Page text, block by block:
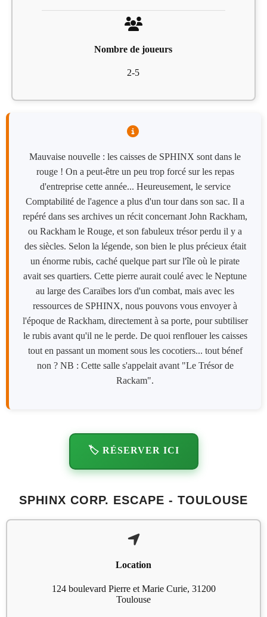
Nombre de joueurs
2-5
Mauvaise nouvelle : les caisses de SPHINX sont dans le
rouge ! On a peut-être un peu trop forcé sur les repas
d'entreprise cette année... Heureusement, le service
Comptabilité de l'agence a plus d'un tour dans son sac. Il a
repéré dans ses archives un récit concernant John Rackham,
ou Rackham le Rouge, et son fabuleux trésor perdu il y a
des siècles. Selon la légende, son bien le plus précieux était
un énorme rubis, caché quelque part sur l'île où le pirate
avait ses quartiers. Cette pierre aurait coulé avec le Neptune
au large des Caraïbes lors d'un combat, mais avec les
ressources de SPHINX, nous pouvons vous envoyer à
l'époque de Rackham, directement à sa porte, pour subtiliser
le rubis avant qu'il ne le perde. De quoi renflouer les caisses
tout en passant un moment sous les cocotiers... tout bénef
non ? NB : Cette salle s'appelait avant "Le Trésor de
Rackam".
🏷️ RÉSERVER ICI
SPHINX CORP. ESCAPE - TOULOUSE
Location
124 boulevard Pierre et Marie Curie, 31200
Toulouse